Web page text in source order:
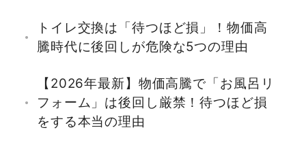
トイレ交換は「待つほど損」！物価高
騰時代に後回しが危険な5つの理由
【2026年最新】物価高騰で「お風呂リ
フォーム」は後回し厳禁！待つほど損
をする本当の理由